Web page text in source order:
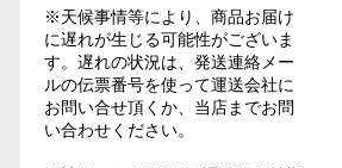
※天候事情等により、商品お届け
に遅れが生じる可能性がございま
す。遅れの状況は、発送連絡メー
ルの伝票番号を使って運送会社に
お問い合せ頂くか、当店までお問
い合わせください。